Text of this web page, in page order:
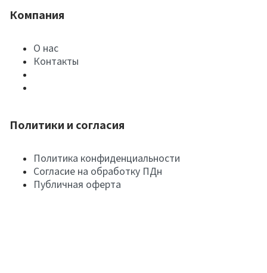
Компания
О нас
Контакты
Политики и согласия
Политика конфиденциальности
Согласие на обработку ПДн
Публичная оферта